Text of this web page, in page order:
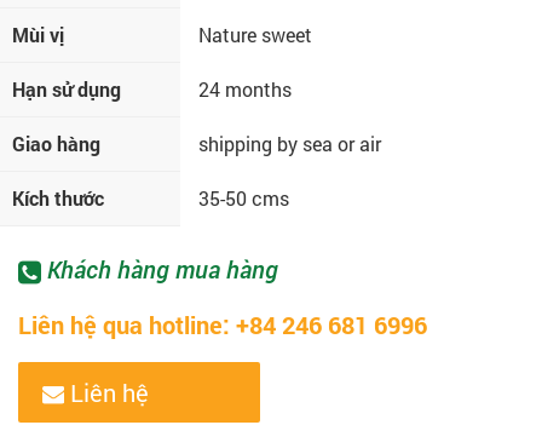
Mùi vị Nature sweet
Hạn sử dụng 24 months
Giao hàng shipping by sea or air
Kích thước 35-50 cms
Khách hàng mua hàng
Liên hệ qua hotline: +84 246 681 6996
Liên hệ